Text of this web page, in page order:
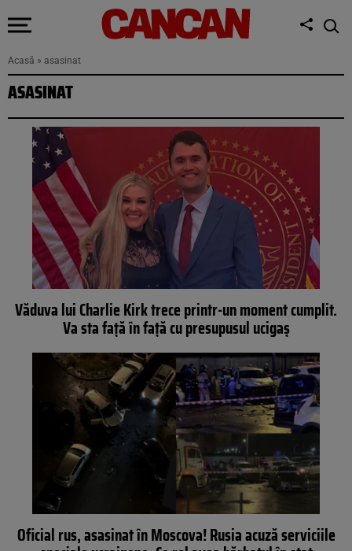
Acasă » asasinat
ASASINAT
Văduva lui Charlie Kirk trece printr-un moment cumplit.
Va sta față în față cu presupusul ucigaș
Oficial rus, asasinat în Moscova! Rusia acuză serviciile